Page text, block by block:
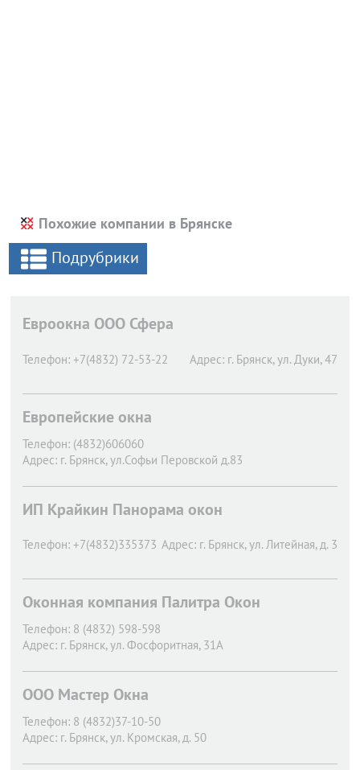
Похожие компании в Брянске
Подрубрики
Евроокна ООО Сфера
Телефон: +7(4832) 72-53-22 Адрес: г. Брянск, ул. Дуки, 47
Европейские окна
Телефон: (4832)606060
Адрес: г. Брянск, ул.Софьи Перовской д.83
ИП Крайкин Панорама окон
Телефон: +7(4832)335373 Адрес: г. Брянск, ул. Литейная, д. 3
Оконная компания Палитра Окон
Телефон: 8 (4832) 598-598
Адрес: г. Брянск, ул. Фосфоритная, 31А
ООО Мастер Окна
Телефон: 8 (4832)37-10-50
Адрес: г. Брянск, ул. Кромская, д. 50